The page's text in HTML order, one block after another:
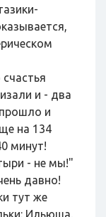
и - два
и
на 134
минут!
- не мы!"
давно!
тут же
Ильюша,